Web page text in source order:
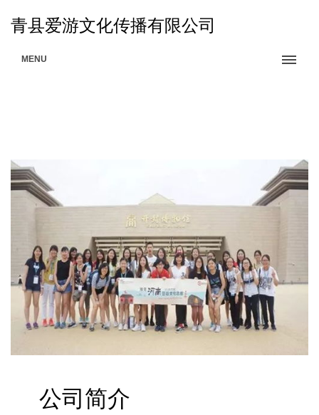
青县爱游文化传播有限公司
MENU
公司简介